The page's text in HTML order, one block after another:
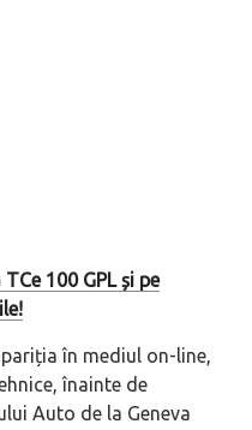
100 GPL și pe
în mediul on-line,
înainte de
Auto de la Geneva